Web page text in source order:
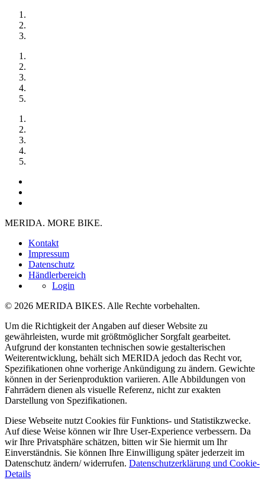
MERIDA. MORE BIKE.
Kontakt
Impressum
Datenschutz
Händlerbereich
Login
© 2026 MERIDA BIKES. Alle Rechte vorbehalten.
Um die Richtigkeit der Angaben auf dieser Website zu
gewährleisten, wurde mit größtmöglicher Sorgfalt gearbeitet.
Aufgrund der konstanten technischen sowie gestalterischen
Weiterentwicklung, behält sich MERIDA jedoch das Recht vor,
Spezifikationen ohne vorherige Ankündigung zu ändern. Gewichte
können in der Serienproduktion variieren. Alle Abbildungen von
Fahrrädern dienen als visuelle Referenz, nicht zur exakten
Darstellung von Spezifikationen.
Diese Webseite nutzt Cookies für Funktions- und Statistikzwecke.
Auf diese Weise können wir Ihre User-Experience verbessern. Da
wir Ihre Privatsphäre schätzen, bitten wir Sie hiermit um Ihr
Einverständnis. Sie können Ihre Einwilligung später jederzeit im
Datenschutz ändern/ widerrufen. Datenschutzerklärung und Cookie-
Details